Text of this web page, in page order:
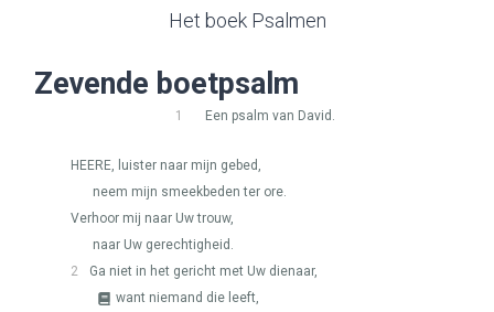
Het boek Psalmen
Zevende boetpsalm
1 Een psalm van David.
HEERE, luister naar mijn gebed,
neem mijn smeekbeden ter ore.
Verhoor mij naar Uw trouw,
naar Uw gerechtigheid.
2
Ga niet in het gericht met Uw dienaar,
want niemand die leeft,